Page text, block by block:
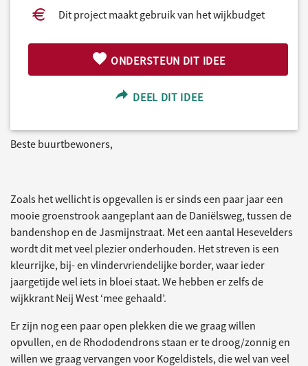
Dit project maakt gebruik van het wijkbudget
ONDERSTEUN DIT IDEE
DEEL DIT IDEE
Beste buurtbewoners,
Zoals het wellicht is opgevallen is er sinds een paar jaar een
mooie groenstrook aangeplant aan de Daniëlsweg, tussen de
bandenshop en de Jasmijnstraat. Met een aantal Hesevelders
wordt dit met veel plezier onderhouden. Het streven is een
kleurrijke, bij- en vlindervriendelijke border, waar ieder
jaargetijde wel iets in bloei staat. We hebben er zelfs de
wijkkrant Neij West ‘mee gehaald’.
Er zijn nog een paar open plekken die we graag willen
opvullen, en de Rhododendrons staan er te droog/zonnig en
willen we graag vervangen voor Kogeldistels, die wel van veel